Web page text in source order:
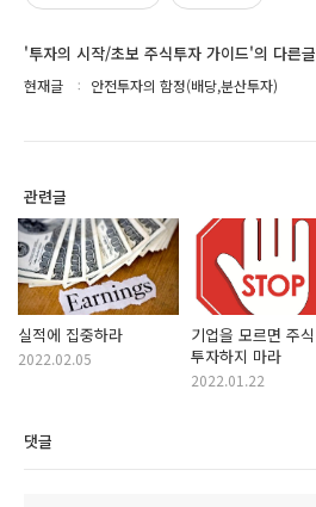
'투자의 시작/초보 주식투자 가이드'의 다른글
현재글 안전투자의 함정(배당,분산투자)
관련글
실적에 집중하라
2022.02.05
기업을 모르면 주식
투자하지 마라
2022.01.22
댓글